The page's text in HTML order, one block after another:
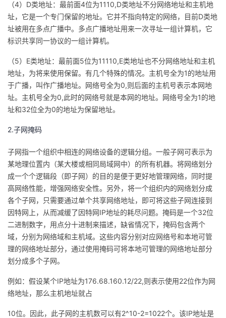
学
堂
我
的
课
我
的
证
我
实
验
的
收
藏
持
我
的
技
术
支
持
我
的
云
声
建
议
（4）D类地址：最前面4位为1110,D类地址不分网络地址和主机地
址，它是一个专门保留的地址。它并不指向特定的网络，目前D类地
址被用在多点广播中。多点广播地址用来一次寻址一组计算机，它
标识共享同一协议的一组计算机。
（5）E类地址：最前面5位为11110,E类地址也不分网络地址和主机
地址，为将来使用保留。有几个特殊的情况。主机号全为1的地址用
于广播，叫作广播地址。网络号全为0,则后面的主机号表示本网地
址。主机号全为0,此时的网络号就是本网的地址。网络号全为1的地
址和32位全为0的地址为保留地址。
2.子网掩码
子网指一个组织中相连的网络设备的逻辑分组。一般子网可表示为
某地理位置内（某大楼或相同局域网中）的所有机器。将网络划分
成一个个逻辑段（即子网）的目的是便于更好地管理网络，同时提
高网络性能，增强网络安全性。另外，将一个组织内的网络划分成
各个子网，只需要通过单个共享网络地址，即可将这些子网连接到
因特网上，从而减缓了因特网IP地址的耗尽问题。掩码是一个32位
二进制数字，用点分十进制来描述，缺省情况下，掩码包含两个
域，分别为网络域和主机域。这些内容分别对应网络号和本地可管
理的网络地址部分，通过使用掩码可将本地可管理的网络地址部分
划分成多个子网。
例如：假设某个IP地址为176.68.160.12/22,则表示使用22位作为网
络地址，那么主机地址就占
10位。因此，此子网的主机数可以有2^10-2=1022个。该IP地址是